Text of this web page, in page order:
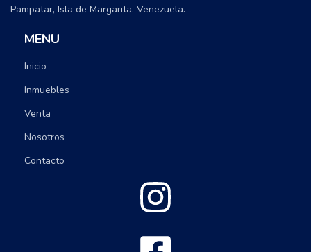
Pampatar, Isla de Margarita. Venezuela.
MENU
Inicio
Inmuebles
Venta
Nosotros
Contacto